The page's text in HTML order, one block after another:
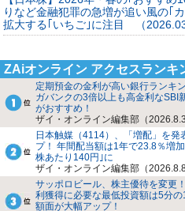
りなど金融犯罪の急増が追い風の｢
拡大する｢いちご｣に注目 （
ZAiオンライン アクセスランキ
定期預金の金利が高い銀行ランキ
ガバンクの3倍以上も高金利なSBI
がおすすめ！
ザイ・オンライン編集部（2026.8.3
日本触媒（4114）、「増配」を発
プ！ 年間配当額は1年で23.8％増
株あたり140円｣に
ザイ・オンライン編集部（2026.8.8
サッポロビール、株主優待を変更
利獲得に必要な最低投資額は5分
額面が大幅アップ！